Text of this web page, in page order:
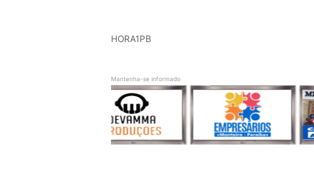
HORA1PB
Mantenha-se informado